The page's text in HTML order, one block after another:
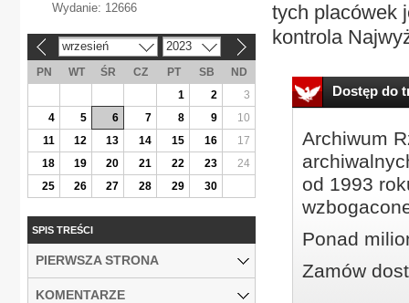
tych placówek
kontrola
Dostęp do
Archiwum
od 1993
Ponad
Zamów
Wydanie: 12666
wrzesień 2023
PN WT ŚR CZ PT SB
ND
1
2
3
4
5 6 7 8 9
10
11
12 13 14 15 16
17
18
19 20 21 22 23
24
25
26 27 28 29 30
SPIS TREŚCI
PIERWSZA STRONA
KOMENTARZE